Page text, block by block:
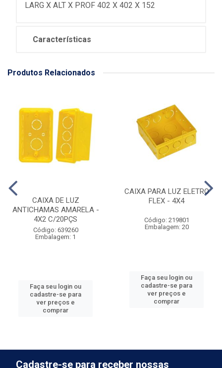
LARG X ALT X PROF 402 X 402 X 152
Características
Produtos Relacionados
CAIXA DE LUZ
ANTICHAMAS AMARELA -
4X2 C/20PÇS
Código: 639260
Embalagem: 1
Faça seu login ou
cadastre-se para
ver preços e
comprar
CAIXA PARA LUZ ELETRO
FLEX - 4X4
Código: 219801
Embalagem: 20
Faça seu login ou
cadastre-se para
ver preços e
comprar
Cadastre-se para receber nossas